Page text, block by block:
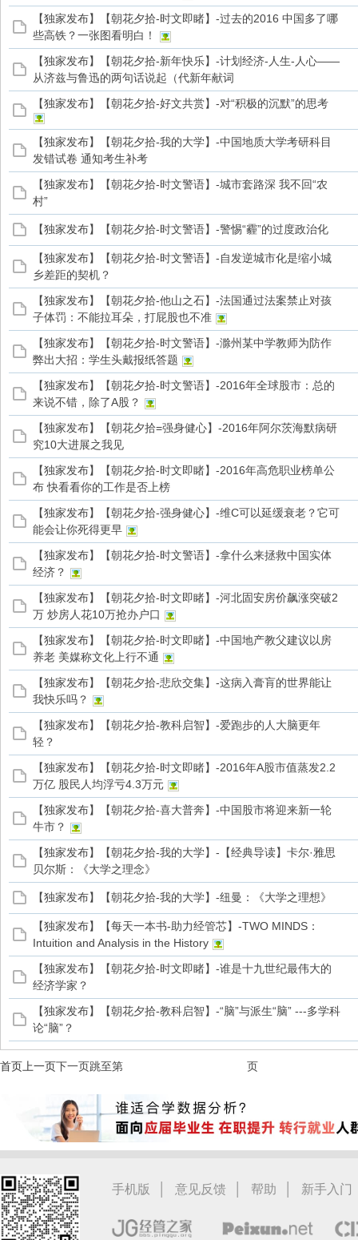
家
【独家发布】【朝花夕拾-时文即睹】-过去的2016 中国多了哪
些高铁？一张图看明白！
【独家发布】【朝花夕拾-新年快乐】-计划经济-人生-人心——
从济兹与鲁迅的两句话说起（代新年献词
【独家发布】【朝花夕拾-好文共赏】-对“积极的沉默”的思考
【独家发布】【朝花夕拾-我的大学】-中国地质大学考研科目
发错试卷 通知考生补考
【独家发布】【朝花夕拾-时文警语】-城市套路深 我不回“农
村”
【独家发布】【朝花夕拾-时文警语】-警惕“霾”的过度政治化
【独家发布】【朝花夕拾-时文警语】-自发逆城市化是缩小城
乡差距的契机？
【独家发布】【朝花夕拾-他山之石】-法国通过法案禁止对孩
子体罚：不能拉耳朵，打屁股也不准
【独家发布】【朝花夕拾-时文警语】-滁州某中学教师为防作
弊出大招：学生头戴报纸答题
【独家发布】【朝花夕拾-时文警语】-2016年全球股市：总的
来说不错，除了A股？
【独家发布】【朝花夕拾=强身健心】-2016年阿尔茨海默病研
究10大进展之我见
【独家发布】【朝花夕拾-时文即睹】-2016年高危职业榜单公
布 快看看你的工作是否上榜
【独家发布】【朝花夕拾-强身健心】-维C可以延缓衰老？它可
能会让你死得更早
【独家发布】【朝花夕拾-时文警语】-拿什么来拯救中国实体
经济？
【独家发布】【朝花夕拾-时文即睹】-河北固安房价飙涨突破2
万 炒房人花10万抢办户口
【独家发布】【朝花夕拾-时文即睹】-中国地产教父建议以房
养老 美媒称文化上行不通
【独家发布】【朝花夕拾-悲欣交集】-这病入膏肓的世界能让
我快乐吗？
【独家发布】【朝花夕拾-教科启智】-爱跑步的人大脑更年
轻？
【独家发布】【朝花夕拾-时文即睹】-2016年A股市值蒸发2.2
万亿 股民人均浮亏4.3万元
【独家发布】【朝花夕拾-喜大普奔】-中国股市将迎来新一轮
牛市？
【独家发布】【朝花夕拾-我的大学】-【经典导读】卡尔·雅思
贝尔斯：《大学之理念》
【独家发布】【朝花夕拾-我的大学】-纽曼：《大学之理想》
【独家发布】【每天一本书-助力经管芯】-TWO MINDS：
Intuition and Analysis in the History
【独家发布】【朝花夕拾-时文即睹】-谁是十九世纪最伟大的
经济学家？
【独家发布】【朝花夕拾-教科启智】-“脑”与派生“脑” ---多学科
论“脑”？
首页上一页下一页跳至第 页
手机版 | 意见反馈 | 帮助 | 新手入门